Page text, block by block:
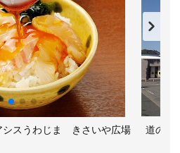
専用）のメニュー、オリジナル
・大学生500円、 中学生以下無料
入館は17:30まで)
曜日が祝日の場合は翌日)、年末
スうわじま きさいや広場 道の